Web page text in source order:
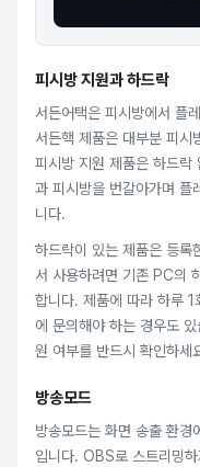
피시방 지원과 하드락
서든어택은 피시방에서 플
서든핵 제품은 대부분 피시
피시방 지원 제품은 하드
과 피시방을 번갈아가며 플
니다.
하드락이 있는 제품은 등록
서 사용하려면 기존 PC의
합니다. 제품에 따라 하루 1
에 문의해야 하는 경우도
원 여부를 반드시 확인하세
방송모드
방송모드는 화면 송출 환
입니다. OBS로 스트리밍